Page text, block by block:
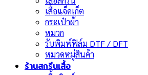
เสื้อแจ็คเก็ต
กระเป๋าผ้า
หมวก
รับพิมพ์ฟิล์ม DTF / DFT
หมวดหมู่สินค้า
ร้านสกรีนเสื้อ